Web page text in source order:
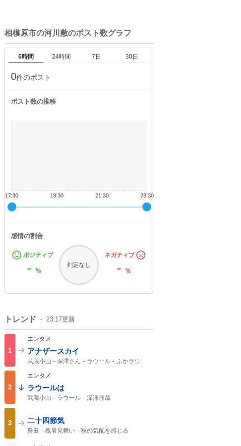
相模原市の河川敷のポスト数グラフ
6時間 24時間 7日 30日
0件のポスト
ポスト数の推移
23:30
21:30
19:30
17:30
感情の割合
ポジティブ
- %
判定なし
ネガティブ
-%
トレンド 23:17更新
1
エンタメ
アナザースカイ
武蔵小山 深澤さん ラウール
ふかラウ
2
エンタメ
ラウールは
武蔵小山 ラウール
深澤辰哉
3 二十四節気
癸丑 残暑見舞い
秋の気配を感じる